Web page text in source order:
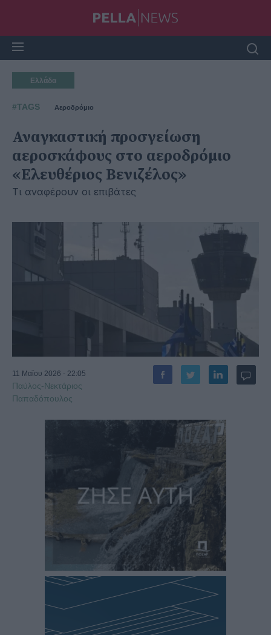
Ελλάδα
#TAGS Αεροδρόμιο
Αναγκαστική προσγείωση
αεροσκάφους στο αεροδρόμιο
«Ελευθέριος Βενιζέλος»
Τι αναφέρουν οι επιβάτες
11 Μαΐου 2026 - 22:05
Παύλος-Νεκτάριος
Παπαδόπουλος